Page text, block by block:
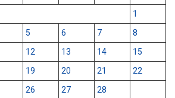
1
5 6 7
8
12 13 14
15
19 20 21
22
26 27 28